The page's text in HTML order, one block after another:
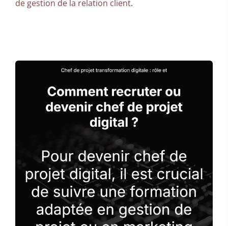
de gestion de la relation client.